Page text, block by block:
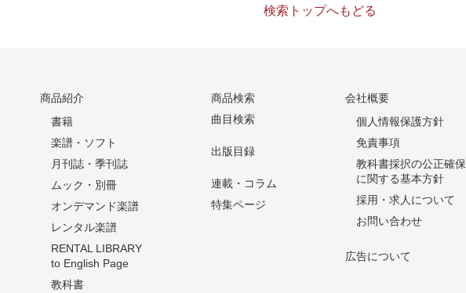
検索トップへもどる
商品紹介
書籍
楽譜・ソフト
月刊誌・季刊誌
ムック・別冊
オンデマンド楽譜
レンタル楽譜
RENTAL LIBRARY
to English Page
教科書
商品検索
曲目検索
出版目録
連載・コラム
特集ページ
会社概要
個人情報保護方針
免責事項
教科書採択の公正確保
に関する基本方針
採用・求人について
お問い合わせ
広告について